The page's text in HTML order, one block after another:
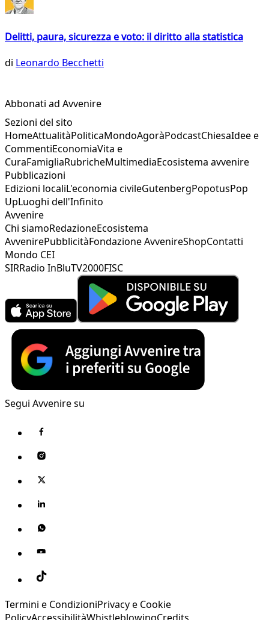
Delitti, paura, sicurezza e voto: il diritto alla statistica
di Leonardo Becchetti
Abbonati ad Avvenire
Sezioni del sito
HomeAttualitàPoliticaMondoAgoràPodcastChiesaIdee e
CommentiEconomiaVita e
CuraFamigliaRubricheMultimediaEcosistema avvenire
Pubblicazioni
Edizioni localiL'economia civileGutenbergPopotusPop
UpLuoghi dell'Infinito
Avvenire
Chi siamoRedazioneEcosistema
AvvenirePubblicitàFondazione AvvenireShopContatti
Mondo CEI
SIRRadio InBluTV2000FISC
Segui Avvenire su
Termini e CondizioniPrivacy e Cookie